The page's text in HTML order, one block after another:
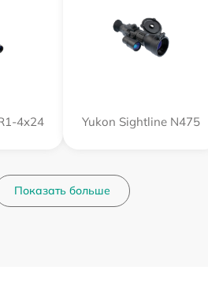
4x24 Yukon Sightline N475
Показать больше